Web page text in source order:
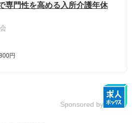
専門性を高める入所介護年休
円
Sponsored by